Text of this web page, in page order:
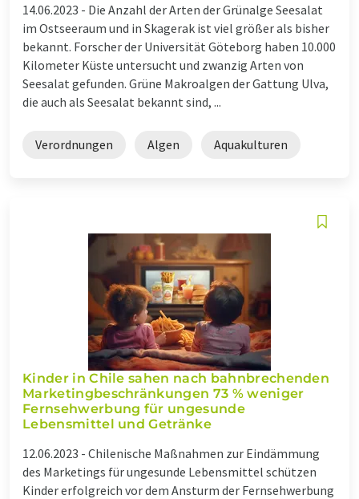
14.06.2023 - Die Anzahl der Arten der Grünalge Seesalat
im Ostseeraum und in Skagerak ist viel größer als bisher
bekannt. Forscher der Universität Göteborg haben 10.000
Kilometer Küste untersucht und zwanzig Arten von
Seesalat gefunden. Grüne Makroalgen der Gattung Ulva,
die auch als Seesalat bekannt sind, ...
Verordnungen Algen Aquakulturen
Kinder in Chile sahen nach bahnbrechenden
Marketingbeschränkungen 73 % weniger
Fernsehwerbung für ungesunde
Lebensmittel und Getränke
12.06.2023 - Chilenische Maßnahmen zur Eindämmung
des Marketings für ungesunde Lebensmittel schützen
Kinder erfolgreich vor dem Ansturm der Fernsehwerbung